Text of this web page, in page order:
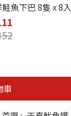
魚下巴 8隻 x 8入
車